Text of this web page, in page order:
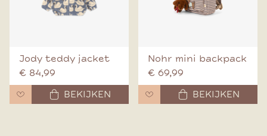
Jody teddy jacket
€ 84,99
BEKIJKEN
Nohr mini backpack
€ 69,99
BEKIJKEN